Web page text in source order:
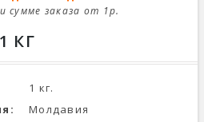
сумме заказа от 1р.
КГ
1 кг.
Молдавия